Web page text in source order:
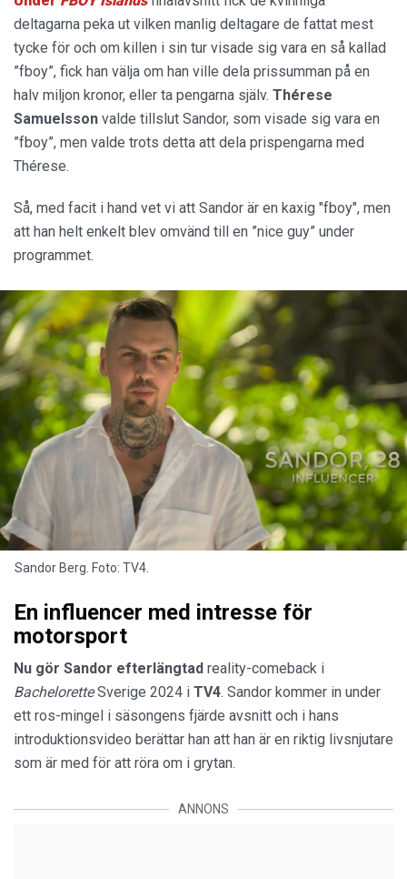
deltagarna peka ut vilken manlig deltagare de fattat mest
tycke för och om killen i sin tur visade sig vara en så kallad
”fboy”, fick han välja om han ville dela prissumman på en
halv miljon kronor, eller ta pengarna själv. Thérese
Samuelsson valde tillslut Sandor, som visade sig vara en
”fboy”, men valde trots detta att dela prispengarna med
Thérese.
Så, med facit i hand vet vi att Sandor är en kaxig "fboy", men
att han helt enkelt blev omvänd till en ”nice guy” under
programmet.
Sandor Berg. Foto: TV4.
En influencer med intresse för
motorsport
Nu gör Sandor efterlängtad reality-comeback i
BacheloretteSverige 2024 i TV4. Sandor kommer in under
ett ros-mingel i säsongens fjärde avsnitt och i hans
introduktionsvideo berättar han att han är en riktig livsnjutare
som är med för att röra om i grytan.
ANNONS